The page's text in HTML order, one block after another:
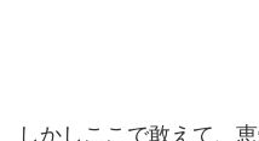
しかしここで敢えて、